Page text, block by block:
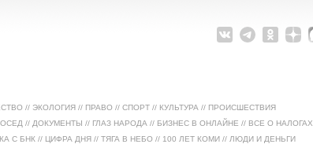
// ЭКОЛОГИЯ // ПРАВО // СПОРТ // КУЛЬТУРА // ПРОИСШЕСТВИЯ
// ДОКУМЕНТЫ // ГЛАЗ НАРОДА // БИЗНЕС В ОНЛАЙНЕ // ВСЕ О НАЛОГАХ
С БНК // ЦИФРА ДНЯ // ТЯГА В НЕБО // 100 ЛЕТ КОМИ // ЛЮДИ И ДЕНЬГИ